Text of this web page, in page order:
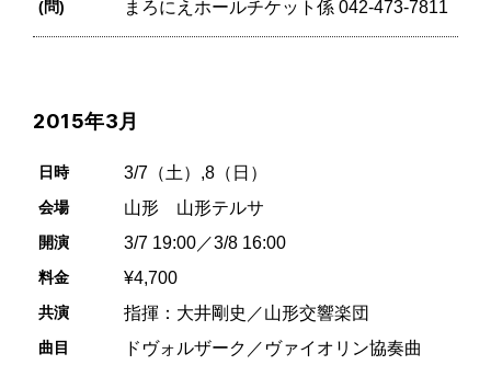
(問) まろにえホールチケット係 042-473-7811
2015年3月
日時 3/7（土）,8（日）
会場 山形 山形テルサ
開演 3/7 19:00／3/8 16:00
料金 ¥4,700
共演 指揮：大井剛史／山形交響楽団
曲目 ドヴォルザーク／ヴァイオリン協奏曲